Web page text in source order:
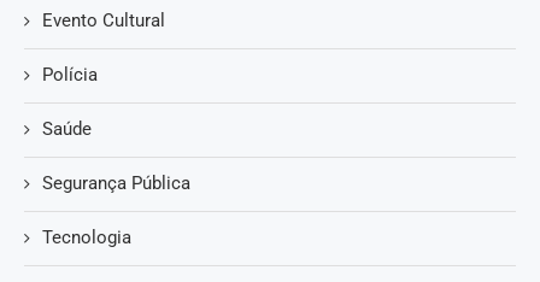
Evento Cultural
Polícia
Saúde
Segurança Pública
Tecnologia